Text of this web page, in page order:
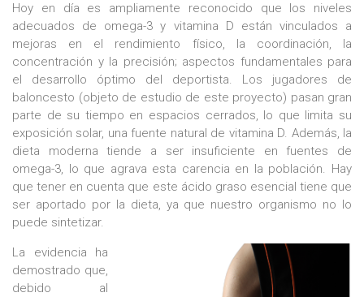
Hoy en día es ampliamente reconocido que los niveles
adecuados de omega-3 y vitamina D están vinculados a
mejoras en el rendimiento físico, la coordinación, la
concentración y la precisión; aspectos fundamentales para
el desarrollo óptimo del deportista. Los jugadores de
baloncesto (objeto de estudio de este proyecto) pasan gran
parte de su tiempo en espacios cerrados, lo que limita su
exposición solar, una fuente natural de vitamina D. Además, la
dieta moderna tiende a ser insuficiente en fuentes de
omega-3, lo que agrava esta carencia en la población. Hay
que tener en cuenta que este ácido graso esencial tiene que
ser aportado por la dieta, ya que nuestro organismo no lo
puede sintetizar.​​​​​​​
​​​​​​​La evidencia ha
demostrado que,
debido al